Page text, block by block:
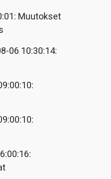
Muutokset
06 10:30:14: